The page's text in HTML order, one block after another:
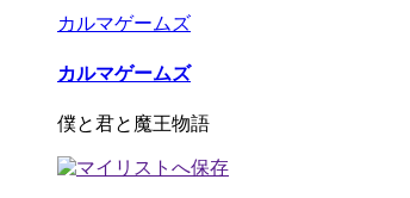
カルマゲームズ
カルマゲームズ
僕と君と魔王物語